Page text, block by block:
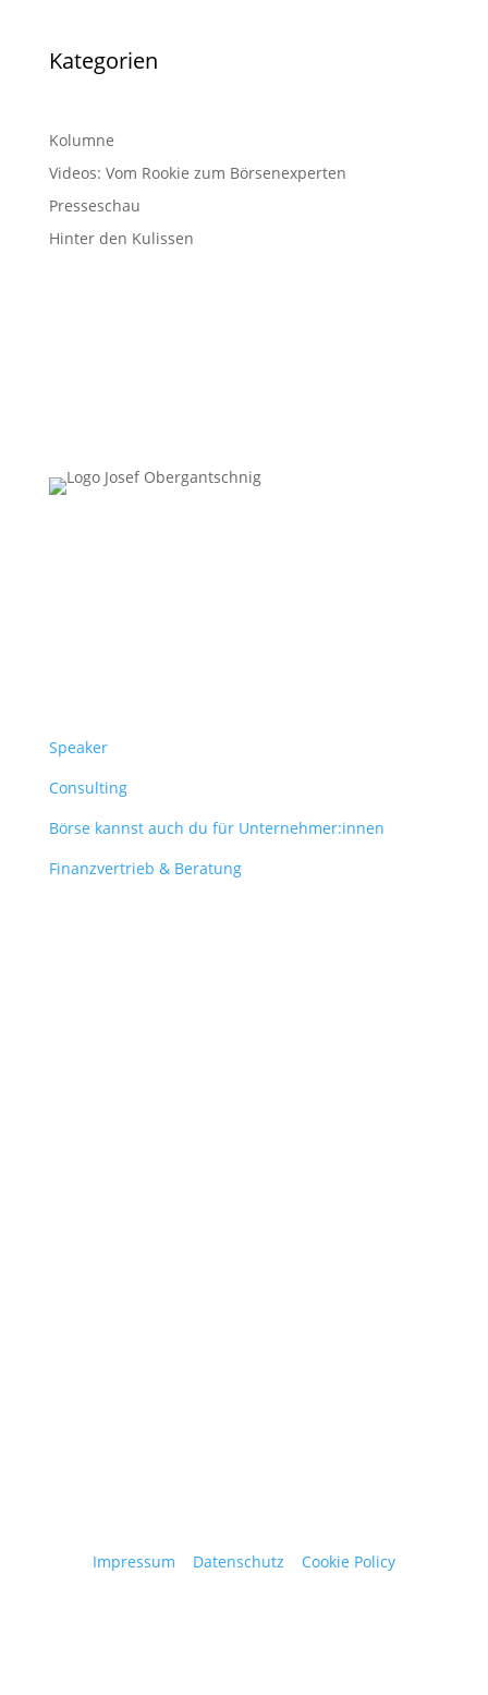
Kategorien
Kolumne
Videos: Vom Rookie zum Börsenexperten
Presseschau
Hinter den Kulissen
Speaker
Consulting
Börse kannst auch du für Unternehmer:innen
Finanzvertrieb & Beratung
Impressum Datenschutz Cookie Policy